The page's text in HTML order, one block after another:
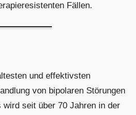
Fällen.
und effektivsten
von bipolaren Störungen
wird seit über 70 Jahren in der